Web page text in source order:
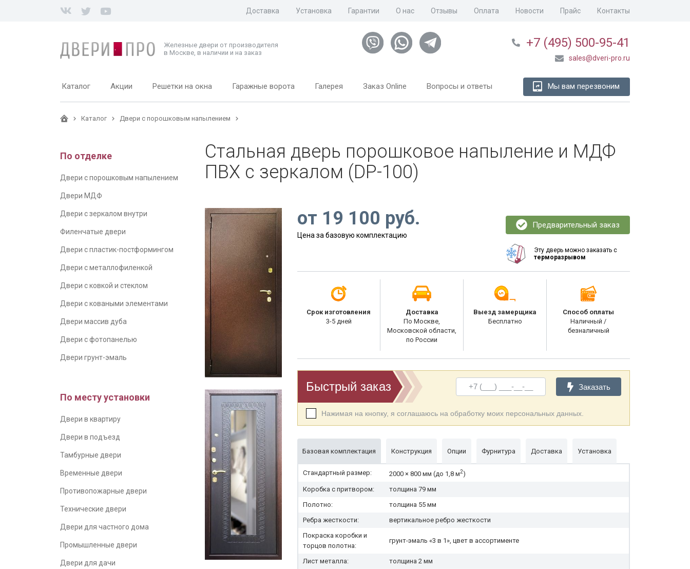
Доставка Установка Гарантии О нас Отзывы Оплата Новости Прайс Контакты
Железные двери от производителя
в Москве, в наличии и на заказ
+7 (495) 500-95-41
sales@dveri-pro.ru
Каталог Акции Решетки на окна Гаражные ворота Галерея Заказ Online Вопросы и ответы Мы вам перезвоним
Каталог Двери с порошковым напылением
По отделке
Двери с порошковым напылением
Двери МДФ
Двери с зеркалом внутри
Филенчатые двери
Двери с пластик-постформингом
Двери с металлофиленкой
Двери с ковкой и стеклом
Двери с коваными элементами
Двери массив дуба
Двери с фотопанелью
Двери грунт-эмаль
По месту установки
Двери в квартиру
Двери в подъезд
Тамбурные двери
Временные двери
Противопожарные двери
Технические двери
Двери для частного дома
Промышленные двери
Двери для дачи
Стальная дверь порошковое напыление и МДФ
ПВХ с зеркалом (DP-100)
от 19 100 руб.
Цена за базовую комплектацию
Предварительный заказ
Эту дверь можно заказать с
терморазрывом
Срок изготовления
3-5 дней
Доставка
По Москве,
Московской области,
по России
Выезд замерщика
Бесплатно
Способ оплаты
Наличный /
безналичный
Быстрый заказ
Нажимая на кнопку, я соглашаюсь на обработку моих персональных данных.
Заказать
Базовая комплектация Конструкция Опции Фурнитура Доставка Установка
Стандартный размер: 2000 × 800 мм (до 1,8 м2)
Коробка с притвором:
толщина 79 мм
Полотно:
толщина 55 мм
Ребра жесткости:
вертикальное ребро жесткости
Покраска коробки и
торцов полотна:
грунт-эмаль «3 в 1», цвет в ассортименте
Лист металла:
толщина 2 мм